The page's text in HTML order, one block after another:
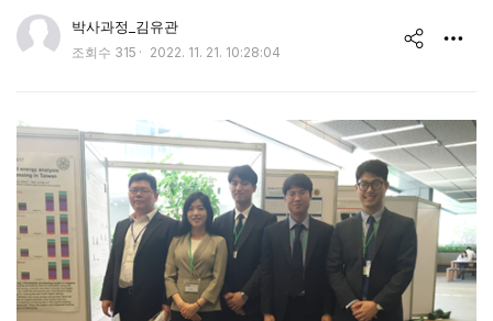
유저 이미지박사과정_김유관
조회수 315
작
2022. 11. 21. 10:28:04